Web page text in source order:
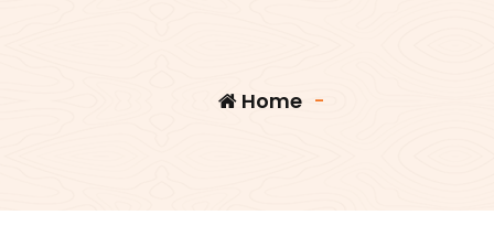
Home -